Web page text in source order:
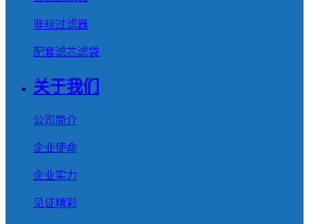
非标过滤器
配套滤芯滤袋
关于我们
公司简介
企业使命
企业实力
见证精彩